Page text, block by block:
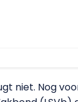
niet. Nog